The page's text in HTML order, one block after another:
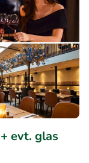
evt. glas